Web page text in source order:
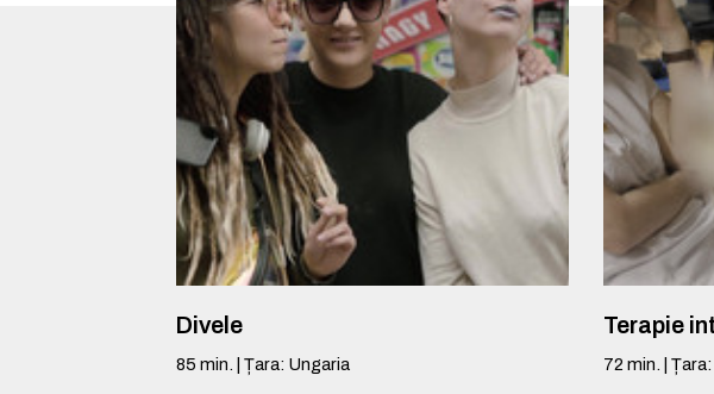
Divele
85 min. Țara: Ungaria
Terapie
72 min. Țara: